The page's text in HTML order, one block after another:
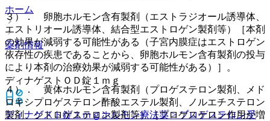
ホーム
薬剤情報
ディナゲストＯＤ錠１ｍｇ
ディナゲスト錠１ｍｇホルモン療法薬 > プロゲステロン受
３）． 卵胞ホルモン含有製剤（エストラジオール誘導体、
エストリオール誘導体、結合型エストロゲン製剤等）［本剤
の効果が減弱する可能性がある（子宮内膜症はエストロゲン
依存性の疾患であることから、卵胞ホルモン含有製剤の投与
により本剤の治療効果が減弱する可能性がある）］。
４）． 黄体ホルモン含有製剤（プロゲステロン製剤、メド
ロキシプロゲステロン酢酸エステル製剤、ノルエチステロン
製剤、ジドロゲステロン製剤等）［プロゲステロン作用が増